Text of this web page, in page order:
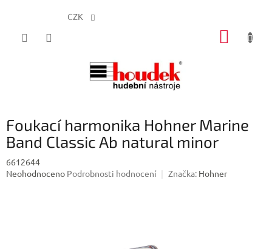
CZK
Foukací harmonika Hohner Marine
Band Classic Ab natural minor
6612644
Průměrné
Neohodnoceno Podrobnosti hodnocení Značka: Hohner